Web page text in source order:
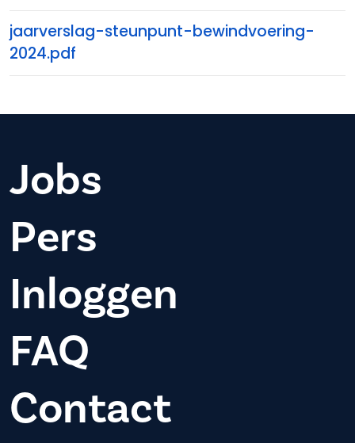
jaarverslag-steunpunt-bewindvoering-
2024.pdf
Jobs
Pers
Inloggen
FAQ
Contact